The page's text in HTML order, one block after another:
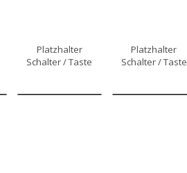
Platzhalter
Schalter / Taste
Platzhalter
Schalter / Taste